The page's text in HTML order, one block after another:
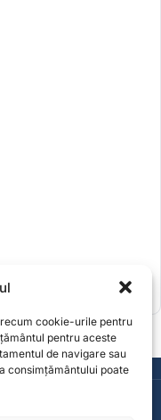
cookie-urile pentru
pentru aceste
de navigare sau
consimțământului poate
specialiști